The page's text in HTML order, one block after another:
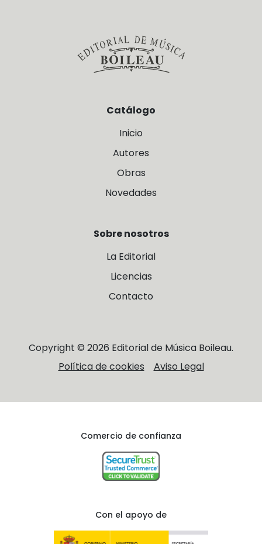
Catálogo
Inicio
Autores
Obras
Novedades
Sobre nosotros
La Editorial
Licencias
Contacto
Copyright © 2026 Editorial de Música Boileau.
Política de cookies
Aviso Legal
Comercio de confianza
Con el apoyo de